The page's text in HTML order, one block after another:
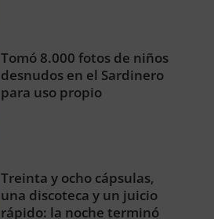
Tomó 8.000 fotos de niños
desnudos en el Sardinero
para uso propio
Treinta y ocho cápsulas,
una discoteca y un juicio
rápido: la noche terminó